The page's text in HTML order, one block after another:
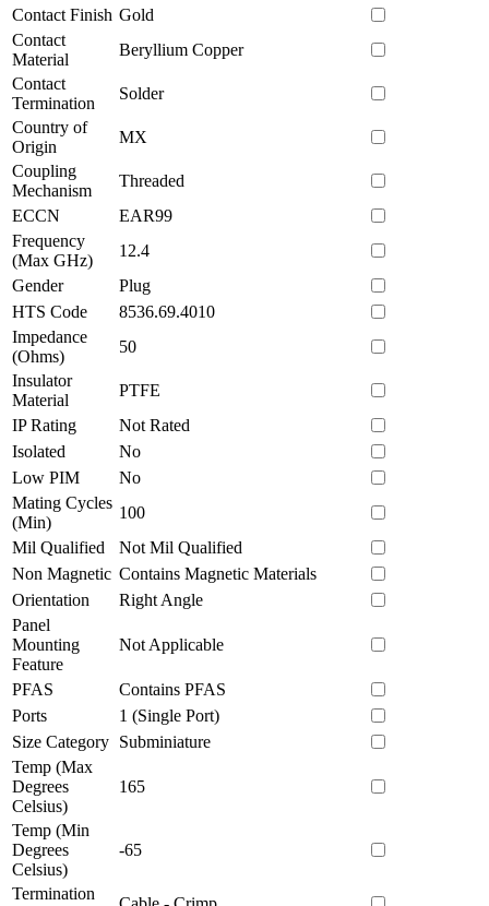
Contact Finish Gold
Contact
Material
Beryllium Copper
Contact
Termination
Solder
Country of
Origin
MX
Coupling
Mechanism
Threaded
ECCN
EAR99
Frequency
(Max GHz)
12.4
Gender
Plug
HTS Code
8536.69.4010
Impedance
(Ohms)
50
Insulator
Material
PTFE
IP Rating
Not Rated
Isolated
No
Low PIM
No
Mating Cycles
(Min)
100
Mil Qualified
Not Mil Qualified
Non Magnetic Contains Magnetic Materials
Orientation
Right Angle
Panel
Mounting
Feature
Not Applicable
PFAS
Contains PFAS
Ports
1 (Single Port)
Size Category Subminiature
Temp (Max
Degrees
Celsius)
165
Temp (Min
Degrees
Celsius)
-65
Termination